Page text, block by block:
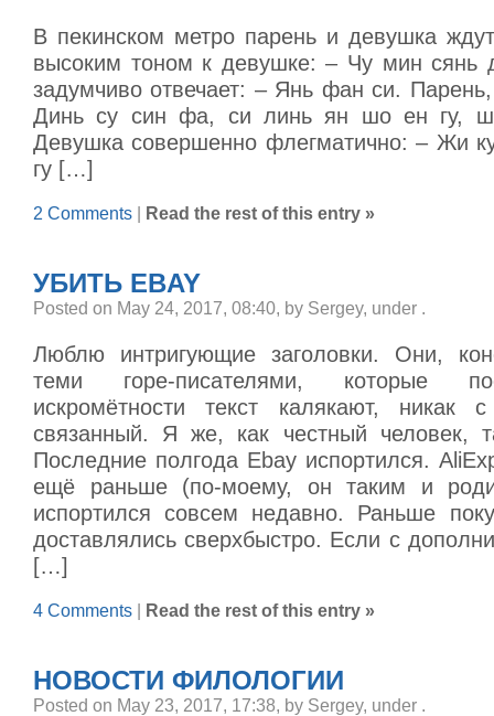
В пекинском метро парень и девушка
высоким тоном к девушке: – Чу мин сянь
задумчиво отвечает: – Янь фан си.
Динь су син фа, си линь ян шо ен гу,
Девушка совершенно флегматично: – Жи
гу […]
2 Comments Read the rest of this entry »
УБИТЬ EBAY
Posted on May 24, 2017, 08:40, by Sergey, under .
Люблю интригующие заголовки. Они,
теми горе-писателями, которые
искромётности текст калякают, никак
связанный. Я же, как честный человек,
Последние полгода Ebay испортился.
ещё раньше (по-моему, он таким и
испортился совсем недавно. Раньше
доставлялись сверхбыстро. Если с
[…]
4 Comments Read the rest of this entry »
НОВОСТИ ФИЛОЛОГИИ
Posted on May 23, 2017, 17:38, by Sergey, under .